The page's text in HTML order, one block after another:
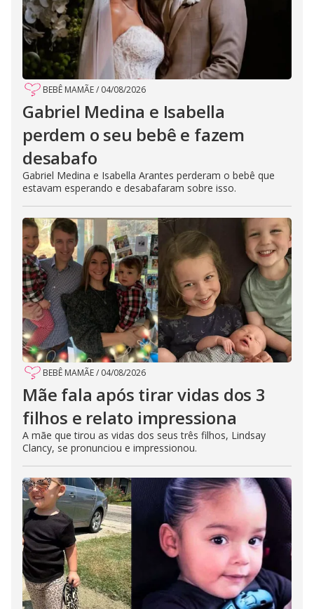
BEBÊ MAMÃE/ 04/08/2026
Gabriel Medina e Isabella
perdem o seu bebê e fazem
desabafo
Gabriel Medina e Isabella Arantes perderam o bebê que
estavam esperando e desabafaram sobre isso.
BEBÊ MAMÃE/ 04/08/2026
Mãe fala após tirar vidas dos 3
filhos e relato impressiona
A mãe que tirou as vidas dos seus três filhos, Lindsay
Clancy, se pronunciou e impressionou.